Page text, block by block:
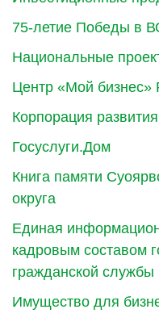
75-летие Победы в
Национальные
Центр «Мой бизнес»
Корпорация
Госуслуги.Дом
Книга памяти
округа
Единая
кадровым составом
гражданской
Имущество для